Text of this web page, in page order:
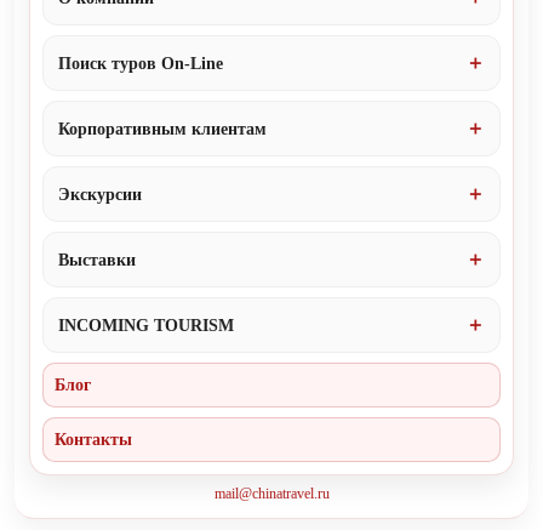
Поиск туров On-Line
Корпоративным клиентам
Экскурсии
Выставки
INCOMING TOURISM
Блог
Контакты
mail@chinatravel.ru